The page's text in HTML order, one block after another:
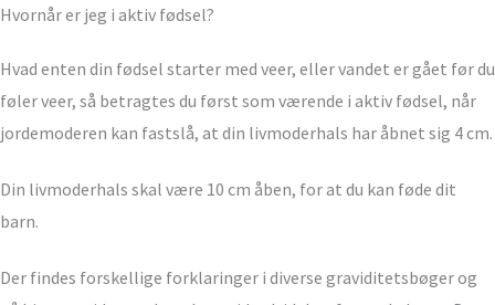
Hvornår er jeg i aktiv fødsel?
Hvad enten din fødsel starter med veer, eller vandet er gået før du
føler veer, så betragtes du først som værende i aktiv fødsel, når
jordemoderen kan fastslå, at din livmoderhals har åbnet sig 4 cm.
Din livmoderhals skal være 10 cm åben, for at du kan føde dit
barn.
Der findes forskellige forklaringer i diverse graviditetsbøger og